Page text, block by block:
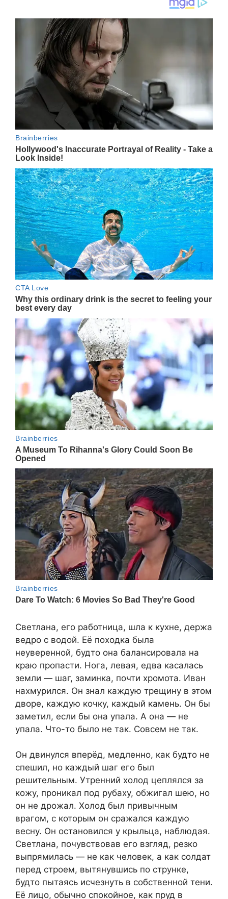
Светлана, его работница, шла к кухне, держа
ведро с водой. Её походка была
неуверенной, будто она балансировала на
краю пропасти. Нога, левая, едва касалась
земли — шаг, заминка, почти хромота. Иван
нахмурился. Он знал каждую трещину в этом
дворе, каждую кочку, каждый камень. Он бы
заметил, если бы она упала. А она — не
упала. Что-то было не так. Совсем не так.
Он двинулся вперёд, медленно, как будто не
спешил, но каждый шаг его был
решительным. Утренний холод цеплялся за
кожу, проникал под рубаху, обжигал шею, но
он не дрожал. Холод был привычным
врагом, с которым он сражался каждую
весну. Он остановился у крыльца, наблюдая.
Светлана, почувствовав его взгляд, резко
выпрямилась — не как человек, а как солдат
перед строем, вытянувшись по струнке,
будто пытаясь исчезнуть в собственной тени.
Её лицо, обычно спокойное, как пруд в